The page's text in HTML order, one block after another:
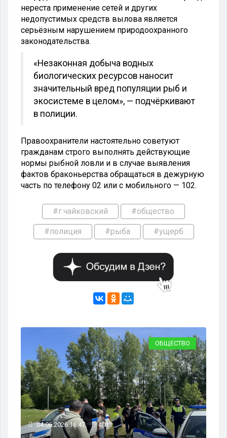
нереста применение сетей и других
недопустимых средств вылова является
серьёзным нарушением природоохранного
законодательства.
«Незаконная добыча водных
биологических ресурсов наносит
значительный вред популяции рыб и
экосистеме в целом», — подчёркивают
в полиции.
Правоохранители настоятельно советуют
гражданам строго выполнять действующие
нормы рыбной ловли и в случае выявления
фактов браконьерства обращаться в дежурную
часть по телефону 02 или с мобильного — 102.
#г.чайковский #общество
#полиция #рыба #ущерб
ОБЩЕСТВО
04.06.2026 16:47 4011